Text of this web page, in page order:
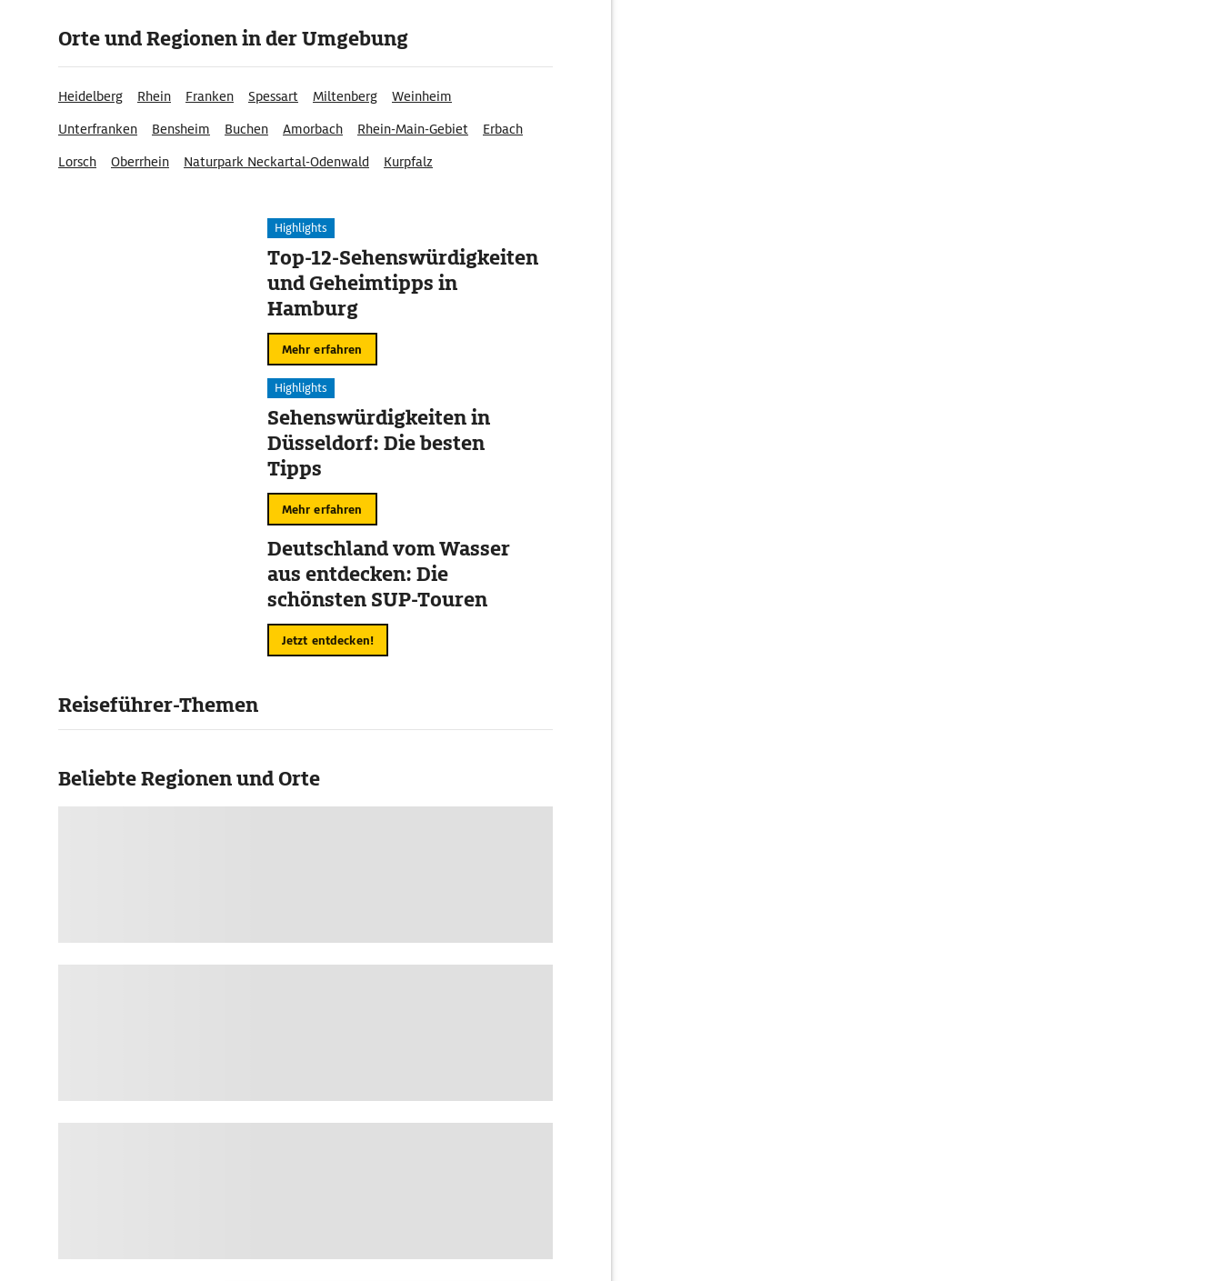
Orte und Regionen in der Umgebung
Heidelberg Rhein Franken Spessart Miltenberg
Weinheim
Unterfranken
Bensheim Buchen Amorbach Rhein-Main-Gebiet
Erbach
Lorsch
Oberrhein Naturpark Neckartal-Odenwald Kurpfalz
Highlights
Top-12-Sehenswürdigkeiten
und Geheimtipps in
Hamburg
Mehr erfahren
Highlights
Sehenswürdigkeiten in
Düsseldorf: Die besten
Tipps
Mehr erfahren
Deutschland vom Wasser
aus entdecken: Die
schönsten SUP-Touren
Jetzt entdecken!
Reiseführer-Themen
Beliebte Regionen und Orte